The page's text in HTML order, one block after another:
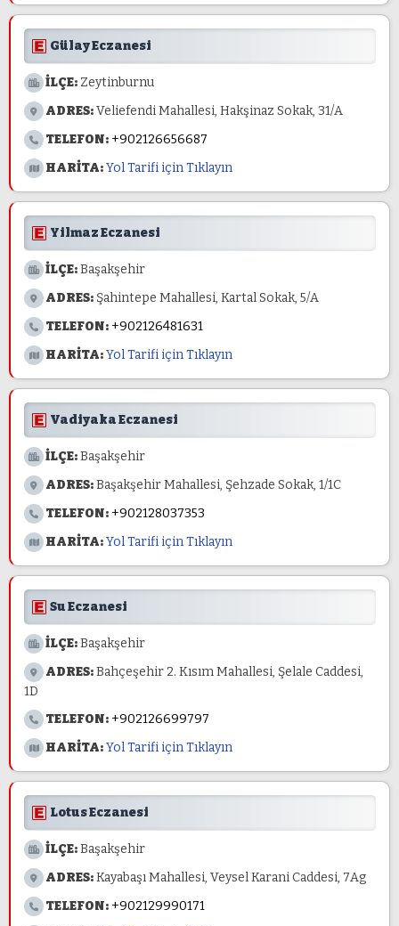
Gülay Eczanesi
İLÇE: Zeytinburnu
ADRES:Veliefendi Mahallesi, Hakşinaz Sokak, 31/A
TELEFON: +902126656687
HARİTA:Yol Tarifi için Tıklayın
Yilmaz Eczanesi
İLÇE:Başakşehir
ADRES: Şahintepe Mahallesi, Kartal Sokak, 5/A
TELEFON: +902126481631
HARİTA:Yol Tarifi için Tıklayın
Vadiyaka Eczanesi
İLÇE:Başakşehir
ADRES:Başakşehir Mahallesi, Şehzade Sokak, 1/1C
TELEFON: +902128037353
HARİTA:Yol Tarifi için Tıklayın
Su Eczanesi
İLÇE:Başakşehir
ADRES:Bahçeşehir 2. Kısım Mahallesi, Şelale Caddesi,
1D
TELEFON: +902126699797
HARİTA:Yol Tarifi için Tıklayın
Lotus Eczanesi
İLÇE:Başakşehir
ADRES:Kayabaşı Mahallesi, Veysel Karani Caddesi, 7Ag
TELEFON: +902129990171